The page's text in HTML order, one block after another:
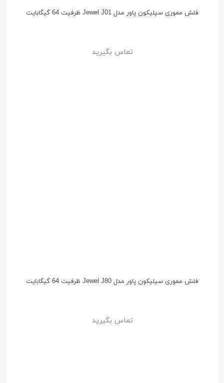
فلش مموری سیلیکون پاور مدل Jewel J01 ظرفیت 64 گیگابایت
تماس بگیرید
فلش مموری سیلیکون پاور مدل Jewel J80 ظرفیت 64 گیگابایت
تماس بگیرید